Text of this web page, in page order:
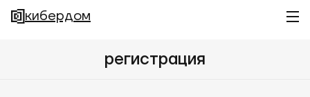
кибердом
регистрация